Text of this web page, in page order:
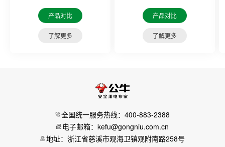
产品对比
了解更多
产品对比
了解更多
全国统一服务热线：400-883-2388
电子邮箱：kefu@gongniu.com.cn
地址：浙江省慈溪市观海卫镇观附南路258号